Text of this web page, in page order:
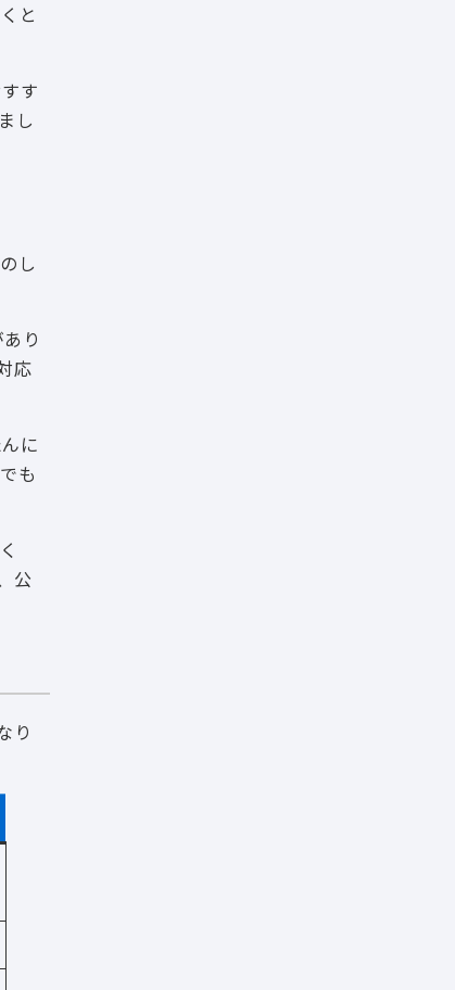
と
す
し
し
り
応
に
も
公
り